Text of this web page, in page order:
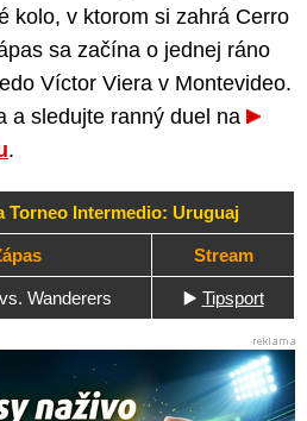
kolo, v ktorom si zahrá Cerro
sa začína o jednej ráno
Víctor Viera v Montevideo.
a sledujte ranný duel na
.
Torneo Intermedio: Uruguaj
Stream
Wanderers ▶️ Tipsport